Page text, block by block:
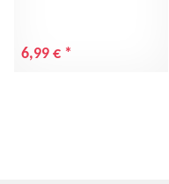
6,99 € *